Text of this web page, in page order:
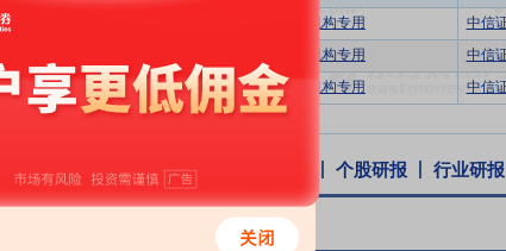
境等影响，GDP增速有所放缓，但总体依旧保持了稳健增长态势
计，2025年全国汽车保有量已达3.66亿辆，中国千人拥车量也达
洲发达国家的1/3，不及美国的1/3，中长期来看依然有比较大的
汽车产品的销量。根据中汽协数据，2025年全年销售汽车3,440
人口老龄化程度加剧、城镇化水平提升以及新医改背景下医保覆
体制改革的深入，“两票制”“处方外流”等改革措施为我国药品流通
的日益完善，也为药品流通行业的稳健发展奠定了坚实的基础。
机构专用
中信
机构专用
中信
2511.60 0.50% 机构专用
中信
个股资讯 行业资讯 公告 个股研报 行业研报
浙农股份公告